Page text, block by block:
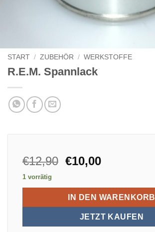
START / ZUBEHÖR / WERKSTOFFE
R.E.M. Spannlack
€12,90 Ursprünglicher
war:
€12,90
€10,00Aktueller
ist:
€10,00.
1 vorrätig
IN DEN WARENKORB
JETZT KAUFEN